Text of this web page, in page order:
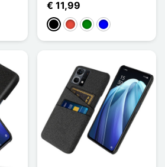
€ 11,99
ZwartRoodGroenBlauw